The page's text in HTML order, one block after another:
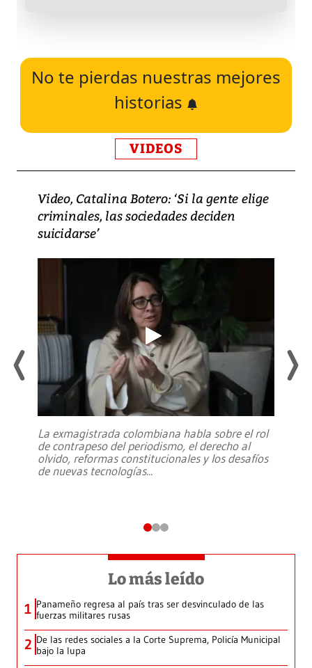
No te pierdas nuestras mejores
historias
VIDEOS
Video, Catalina Botero: ‘Si la gente elige
criminales, las sociedades deciden
suicidarse’
La exmagistrada colombiana habla sobre el rol
de contrapeso del periodismo, el derecho al
olvido, reformas constitucionales y los desafíos
de nuevas tecnologías...
Lo más leído
1 Panameño regresa al país tras ser desvinculado de las
fuerzas militares rusas
2 De las redes sociales a la Corte Suprema, Policía Municipal
bajo la lupa